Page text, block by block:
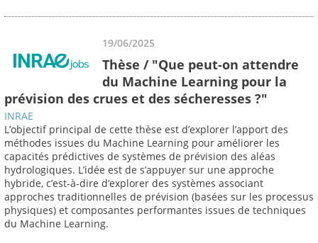
19/06/2025
Thèse / "Que peut-on attendre
du Machine Learning pour la
prévision des crues et des sécheresses ?"
INRAE
L’objectif principal de cette thèse est d’explorer l’apport des
méthodes issues du Machine Learning pour améliorer les
capacités prédictives de systèmes de prévision des aléas
hydrologiques. L’idée est de s’appuyer sur une approche
hybride, c’est-à-dire d’explorer des systèmes associant
approches traditionnelles de prévision (basées sur les processus
physiques) et composantes performantes issues de techniques
du Machine Learning.